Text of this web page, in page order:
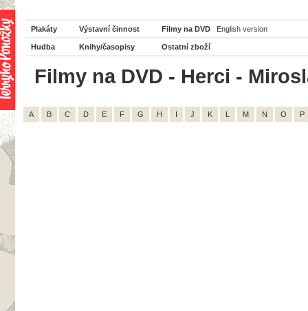
Plakáty Výstavní činnost Filmy na DVD English version
Hudba Knihy/časopisy Ostatní zboží
Filmy na DVD - Herci -
A B C D E F G H I J K L M N O P